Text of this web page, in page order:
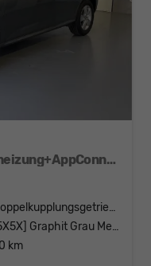
1.0 TSI DSG AHK+Alu16+Sitzheizung+AppConnect+GV5+LED+Nebel+Klima
Doppelkupplungsgetriebe (DSG)
[5X5X] Graphit Grau Metallic
km